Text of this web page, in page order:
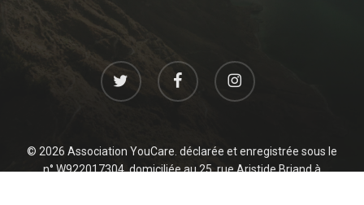
twitter facebook instagram
© 2026 Association YouCare. déclarée et enregistrée sous le
n° W922017304, domiciliée au 25, rue Aristide Briand à